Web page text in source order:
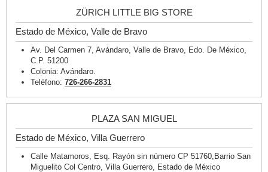
ZÜRICH LITTLE BIG STORE
Estado de México, Valle de Bravo
Av. Del Carmen 7, Avándaro, Valle de Bravo, Edo. De México,
C.P. 51200
Colonia: Avándaro.
Teléfono: 726-266-2831
PLAZA SAN MIGUEL
Estado de México, Villa Guerrero
Calle Matamoros, Esq. Rayón sin número CP 51760,Barrio San
Miguelito Col Centro, Villa Guerrero, Estado de México